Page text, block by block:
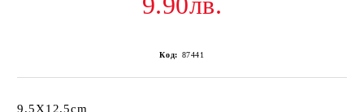
Код: 87441
9.5Х12.5cm